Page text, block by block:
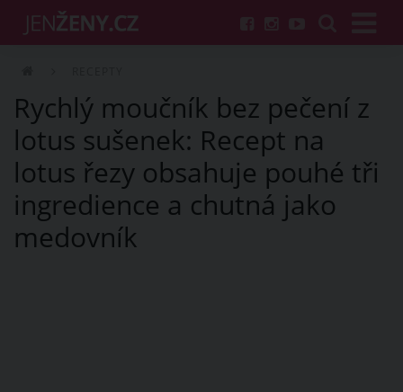
Rychlý moučník bez pečení z
lotus sušenek: Recept na
lotus řezy obsahuje pouhé tři
ingredience a chutná jako
medovník